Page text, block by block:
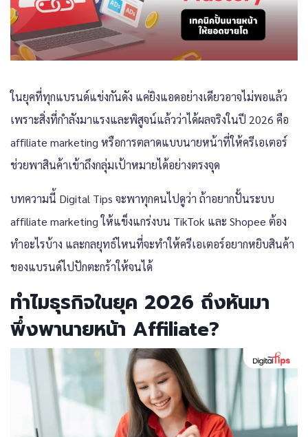
ในยุคที่ทุกแบรนด์แข่งกันดัง แค่ยิงแอดอย่างเดียวอาจไม่พอแล้ว
เพราะสิ่งที่กำลังมาแรงและพิสูจน์แล้วว่าได้ผลจริงในปี 2026 คือ
affiliate marketing หรือการตลาดแบบนายหน้าที่ให้ครีเอเตอร์
ช่วยพาสินค้าเข้าถึงกลุ่มเป้าหมายได้อย่างตรงจุด
บทความนี้ Digital Tips จะพาทุกคนไปดูว่า ถ้าอยากปั้นระบบ
affiliate marketing ให้แข็งแกร่งบน TikTok และ Shopee ต้อง
ทำอะไรบ้าง และกลยุทธ์ไหนที่จะทำให้ครีเอเตอร์อยากหยิบสินค้า
ของแบรนด์ไปปักตะกร้าให้จนได้
ทำไมธุรกิจในยุค 2026 ถึงหันมา
พึ่งพานายหน้า Affiliate?